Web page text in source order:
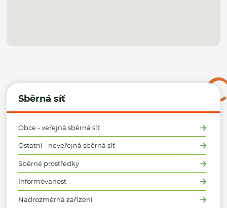
Sběrná síť
Obce - veřejná sběrná síť
Ostatní - neveřejná sběrná síť
Sběrné prostředky
Informovanost
Nadrozměrná zařízení